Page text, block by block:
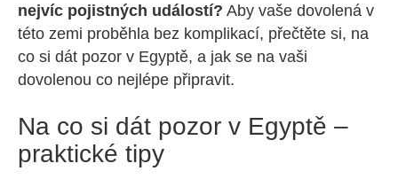
nejvíc pojistných událostí? Aby vaše dovolená v
této zemi proběhla bez komplikací, přečtěte si, na
co si dát pozor v Egyptě, a jak se na vaši
dovolenou co nejlépe připravit.
Na co si dát pozor v Egyptě –
praktické tipy